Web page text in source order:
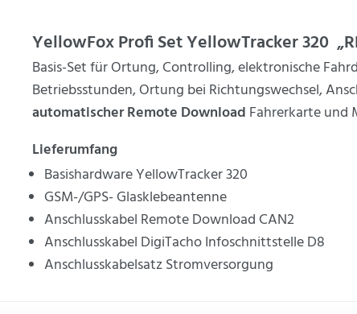
YellowFox Profi Set YellowTracker 320
Basis-Set für Ortung, Controlling, elektronische
Betriebsstunden, Ortung bei Richtungswechsel,
automatischer Remote Download Fahrerkarte und
Lieferumfang
Basishardware YellowTracker 320
GSM-/GPS- Glasklebeantenne
Anschlusskabel Remote Download CAN2
Anschlusskabel DigiTacho Infoschnittstelle D8
Anschlusskabelsatz Stromversorgung